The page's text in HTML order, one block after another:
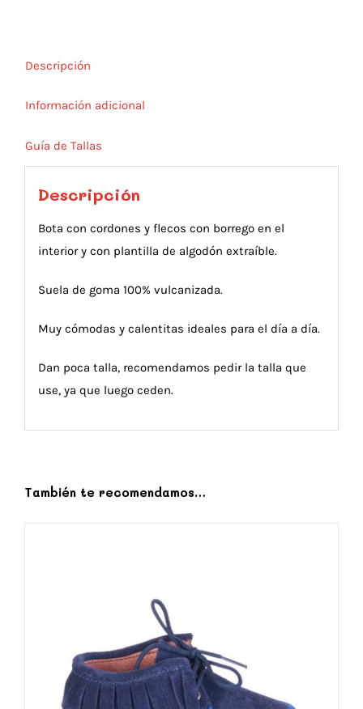
Descripción
Información adicional
Guía de Tallas
Descripción
Bota con cordones y flecos con borrego en el
interior y con plantilla de algodón extraíble.
Suela de goma 100% vulcanizada.
Muy cómodas y calentitas ideales para el día a día.
Dan poca talla, recomendamos pedir la talla que
use, ya que luego ceden.
También te recomendamos…